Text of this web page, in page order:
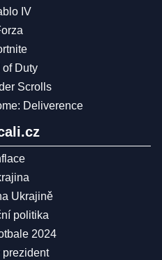
IV
Duty
Scrolls
Deliverence
Ukrajině
politika
2024
prezident